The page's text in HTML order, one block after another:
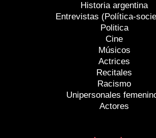
Historia argentina
Entrevistas (Política-
Politica
Cine
Músicos
Actrices
Recitales
Racismo
Unipersonales
Actores